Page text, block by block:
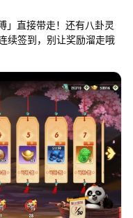
」直接带走！还有八卦灵
续签到，别让奖励溜走哦